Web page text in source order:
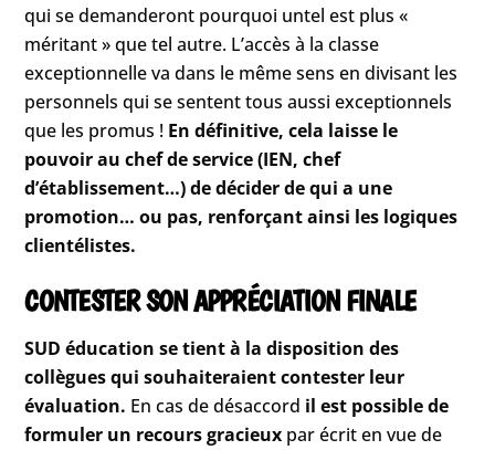
qui se demanderont pourquoi untel est plus «
méritant » que tel autre. L’accès à la classe
exceptionnelle va dans le même sens en divisant les
personnels qui se sentent tous aussi exceptionnels
que les promus ! En définitive, cela laisse le
pouvoir au chef de service (IEN, chef
d’établissement…) de décider de qui a une
promotion… ou pas, renforçant ainsi les logiques
clientélistes.
CONTESTER SON APPRÉCIATION FINALE
SUD éducation se tient à la disposition des
collègues qui souhaiteraient contester leur
évaluation. En cas de désaccord il est possible de
formuler un recours gracieux par écrit en vue de